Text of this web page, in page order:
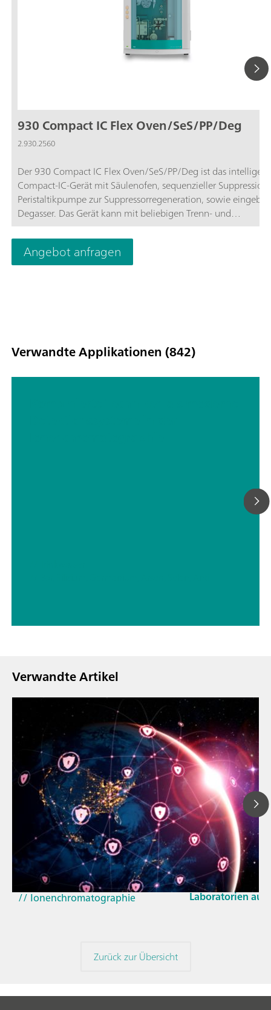
930 Compact IC Flex Oven/SeS/PP/Deg
2.930.2560
Der 930 Compact IC Flex Oven/SeS/PP/Deg ist das
Compact-IC-Gerät mit Säulenofen, sequenzieller
Peristaltikpumpe zur Suppressorregeneration, sowie
Degasser. Das Gerät kann mit beliebigen Trenn- und
Detektionsmethoden eingesetzt werden.Typische
Anwendungsgebiete:Anionen- oder
sequenzieller Suppression und Leitfähigkeitsdetektion;
Angebot anfragen
Verwandte Applikationen (842)
Verwandte Artikel
23. März 2026
Wie sich die
und der EU-
Laboratorien
// Blogartikel
// Nahinfrarot-Spektroskopie
(NIRS)
// Ionenchromatographie
Zurück zur Übersicht